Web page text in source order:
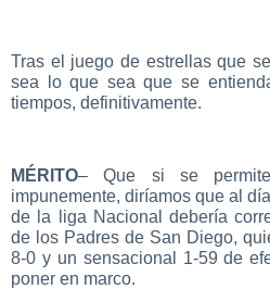
Tras el juego de estrellas que
sea lo que sea que se
tiempos, definitivamente.
MÉRITO– Que si se
impunemente, diríamos que al
de la liga Nacional debería
de los Padres de San Diego,
8-0 y un sensacional 1-59 de
poner en marco.